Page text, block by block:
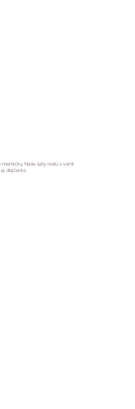
Naše šaty rastú s vami
aj dojčenia.